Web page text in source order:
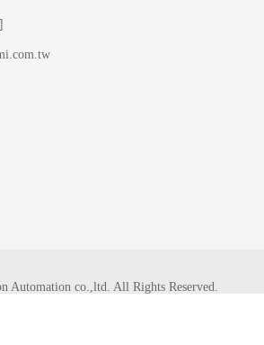
Automation co.,ltd. All Rights Reserved.